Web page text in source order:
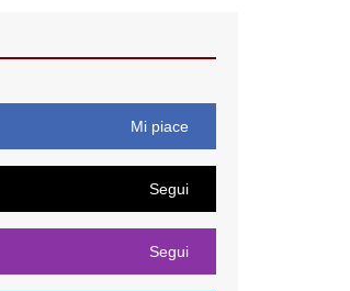
Mi piace
Segui
Segui